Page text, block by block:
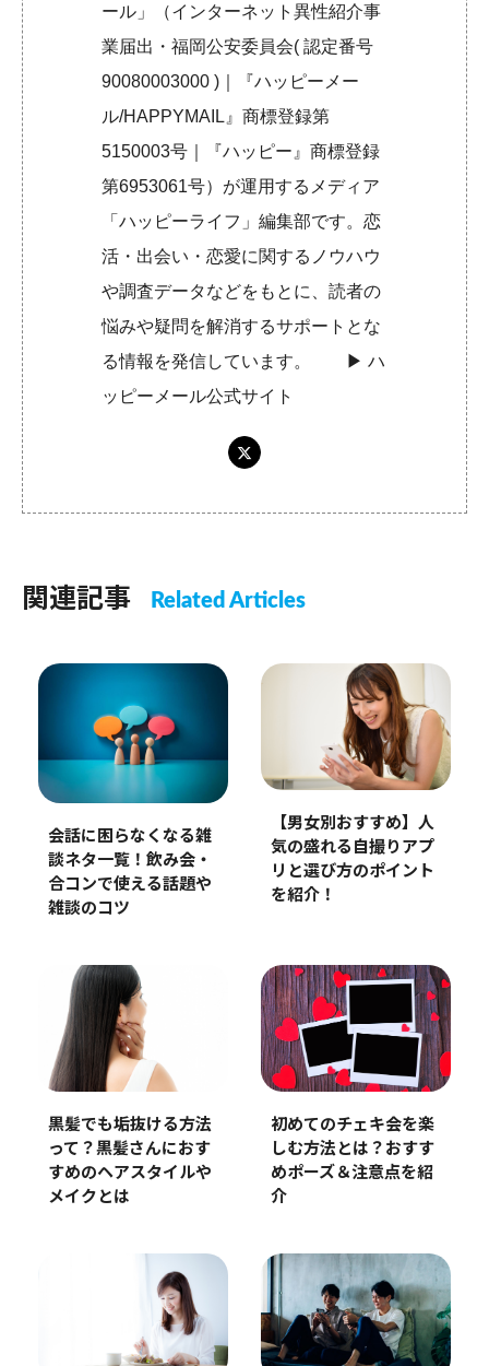
ール」（インターネット異性紹介事
業届出・福岡公安委員会( 認定番号
90080003000 )｜『ハッピーメー
ル/HAPPYMAIL』商標登録第
5150003号｜『ハッピー』商標登録
第6953061号）が運用するメディア
「ハッピーライフ」編集部です。恋
活・出会い・恋愛に関するノウハウ
や調査データなどをもとに、読者の
悩みや疑問を解消するサポートとな
る情報を発信しています。 ▶︎ハ
ッピーメール公式サイト
関連記事 Related Articles
会話に困らなくなる雑
談ネタ一覧！飲み会・
合コンで使える話題や
雑談のコツ
【男女別おすすめ】人
気の盛れる自撮りアプ
リと選び方のポイント
を紹介！
黒髪でも垢抜ける方法
って？黒髪さんにおす
すめのヘアスタイルや
メイクとは
初めてのチェキ会を楽
しむ方法とは？おすす
めポーズ＆注意点を紹
介